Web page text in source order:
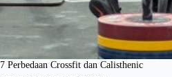
7 Perbedaan Crossfit dan Calisthenic